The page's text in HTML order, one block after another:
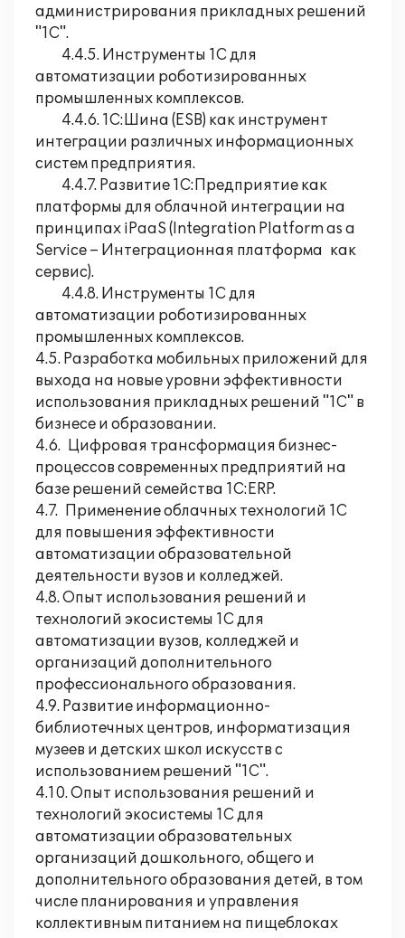
администрирования прикладных решений
"1С".
4.4.5. Инструменты 1С для
автоматизации роботизированных
промышленных комплексов.
4.4.6. 1С:Шина (ESB) как инструмент
интеграции различных информационных
систем предприятия.
4.4.7. Развитие 1С:Предприятие как
платформы для облачной интеграции на
принципах iPaaS (Integration Platform as a
Service – Интеграционная платформа как
сервис).
4.4.8. Инструменты 1С для
автоматизации роботизированных
промышленных комплексов.
4.5. Разработка мобильных приложений для
выхода на новые уровни эффективности
использования прикладных решений "1С" в
бизнесе и образовании.
4.6. Цифровая трансформация бизнес-
процессов современных предприятий на
базе решений семейства 1С:ERP.
4.7. Применение облачных технологий 1С
для повышения эффективности
автоматизации образовательной
деятельности вузов и колледжей.
4.8. Опыт использования решений и
технологий экосистемы 1С для
автоматизации вузов, колледжей и
организаций дополнительного
профессионального образования.
4.9. Развитие информационно-
библиотечных центров, информатизация
музеев и детских школ искусств с
использованием решений "1С".
4.10. Опыт использования решений и
технологий экосистемы 1С для
автоматизации образовательных
организаций дошкольного, общего и
дополнительного образования детей, в том
числе планирования и управления
коллективным питанием на пищеблоках